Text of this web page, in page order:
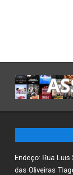
Endeço: Rua Luis
das Oliveiras